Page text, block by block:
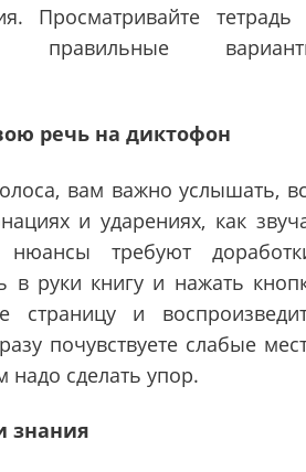
Просматривайте тетрадь
правильные
речь на диктофон
вам важно услышать,
и ударениях, как
требуют
в руки книгу и нажать
страницу и
почувствуете слабые
надо сделать упор.
знания